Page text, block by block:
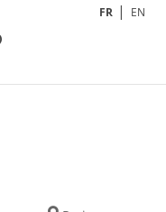
FR EN